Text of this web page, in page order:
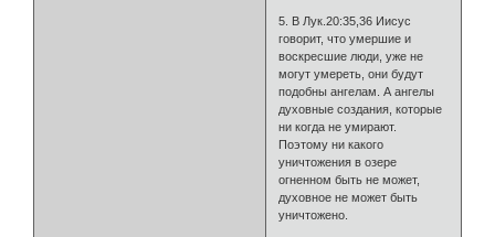
5. В Лук.20:35,36 Иисус
говорит, что умершие и
воскресшие люди, уже не
могут умереть, они будут
подобны ангелам. А ангелы
духовные создания, которые
ни когда не умирают.
Поэтому ни какого
уничтожения в озере
огненном быть не может,
духовное не может быть
уничтожено.